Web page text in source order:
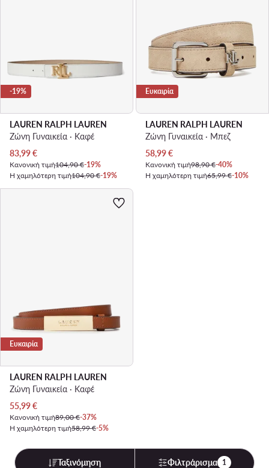
-19%
LAUREN RALPH LAUREN
Ζώνη Γυναικεία · Καφέ
Τρέχουσα τιμή
83,99€
Κανονική τιμή104,90 €-19%
Η χαμηλότερη τιμή104,90 €-19%
Ευκαιρία
LAUREN RALPH LAUREN
Ζώνη Γυναικεία · Μπεζ
Τρέχουσα τιμή
58,99€
Κανονική τιμή98,90 €-40%
Η χαμηλότερη τιμή65,99 €-10%
Ευκαιρία
LAUREN RALPH LAUREN
Ζώνη Γυναικεία · Καφέ
Τρέχουσα τιμή
55,99€
Κανονική τιμή89,00 €-37%
Η χαμηλότερη τιμή58,99 €-5%
Ταξινόμηση Φιλτράρισμα 1